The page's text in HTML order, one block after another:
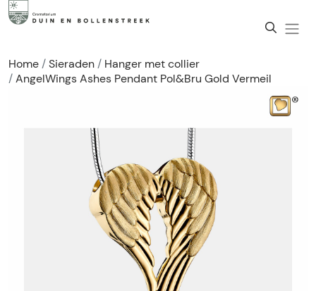
Home Sieraden
Hanger met collier
AngelWings Ashes Pendant Pol&Bru Gold Vermeil